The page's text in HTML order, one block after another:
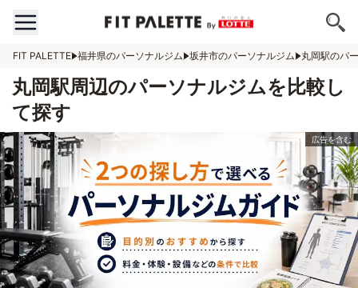
FIT PALETTE 福井県のパーソナルジム 坂井市のパーソナルジム 丸岡駅のパ
丸岡駅周辺のパーソナルジムを比較し
て探す